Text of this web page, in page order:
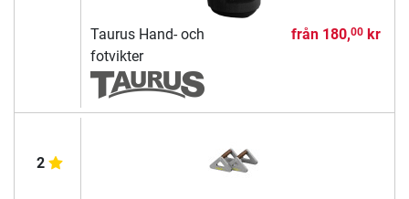
Taurus Hand- och
fotvikter
från 180,00kr
2